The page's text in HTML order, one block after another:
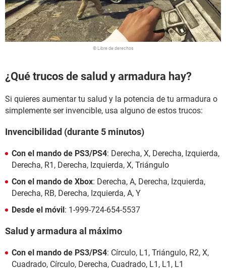
© Libre de derechos
¿Qué trucos de salud y armadura hay?
Si quieres aumentar tu salud y la potencia de tu armadura o
simplemente ser invencible, usa alguno de estos trucos:
Invencibilidad (durante 5 minutos)
Con el mando de PS3/PS4: Derecha, X, Derecha, Izquierda,
Derecha, R1, Derecha, Izquierda, X, Triángulo
Con el mando de Xbox: Derecha, A, Derecha, Izquierda,
Derecha, RB, Derecha, Izquierda, A, Y
Desde el móvil: 1-999-724-654-5537
Salud y armadura al máximo
Con el mando de PS3/PS4: Círculo, L1, Triángulo, R2, X,
Cuadrado, Círculo, Derecha, Cuadrado, L1, L1, L1